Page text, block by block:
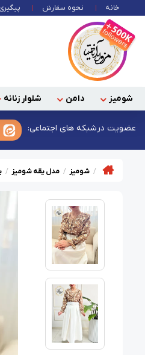
خانه نحوه سفارش
شومیز دامن شلوار زنانه
عضویت درشبکه های اجتماعی:
شومیز مدل یقه شومیز